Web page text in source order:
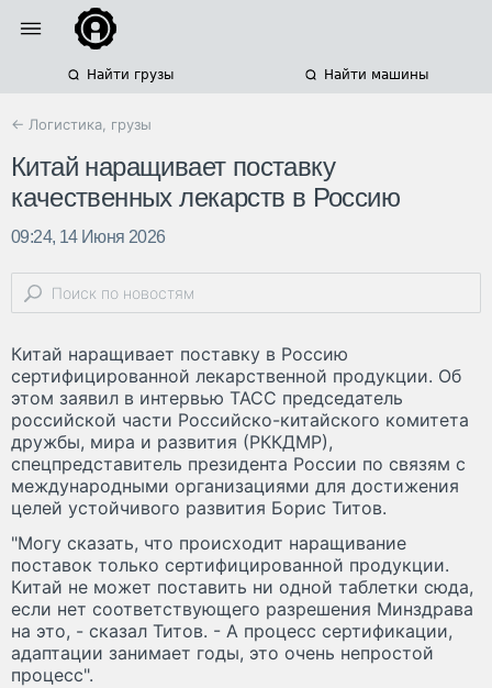
Найти грузы Найти машины
← Логистика, грузы
Китай наращивает поставку
качественных лекарств в Россию
09:24, 14 Июня 2026
Китай наращивает поставку в Россию
сертифицированной лекарственной продукции. Об
этом заявил в интервью ТАСС председатель
российской части Российско-китайского комитета
дружбы, мира и развития (РККДМР),
спецпредставитель президента России по связям с
международными организациями для достижения
целей устойчивого развития Борис Титов.
"Могу сказать, что происходит наращивание
поставок только сертифицированной продукции.
Китай не может поставить ни одной таблетки сюда,
если нет соответствующего разрешения Минздрава
на это, - сказал Титов. - А процесс сертификации,
адаптации занимает годы, это очень непростой
процесс".